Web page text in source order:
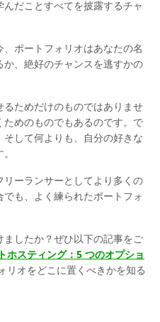
だことすべてを披露するチャ
ポートフォリオはあなたの名
、絶好のチャンスを逃すかの
ためだけのものではありませ
めのものでもあるのです。で
して何よりも、自分の好きな
ーランサーとしてより多くの
も、よく練られたポートフォ
したか？ぜひ以下の記事をご
ホスティング：5 つのオプショ
リオをどこに置くべきかを知る